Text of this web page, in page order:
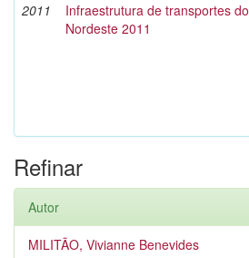
2011
Infraestrutura de transportes do
Nordeste 2011
Refinar
Autor
MILITÃO, Vivianne Benevides